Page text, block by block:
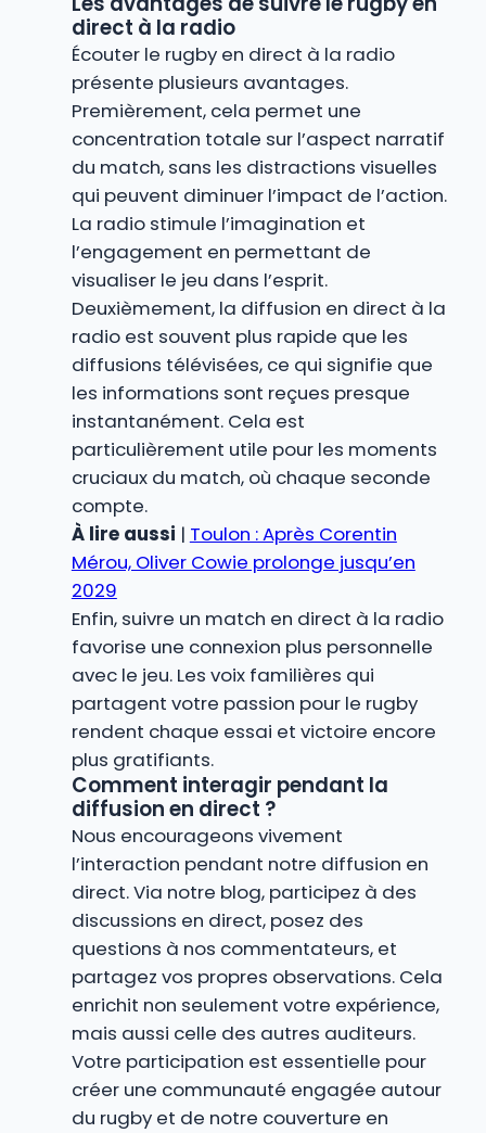
direct à la radio
Écouter le rugby en direct à la radio
présente plusieurs avantages.
Premièrement, cela permet une
concentration totale sur l’aspect narratif
du match, sans les distractions visuelles
qui peuvent diminuer l’impact de l’action.
La radio stimule l’imagination et
l’engagement en permettant de
visualiser le jeu dans l’esprit.
Deuxièmement, la diffusion en direct à la
radio est souvent plus rapide que les
diffusions télévisées, ce qui signifie que
les informations sont reçues presque
instantanément. Cela est
particulièrement utile pour les moments
cruciaux du match, où chaque seconde
compte.
À lire aussi | Toulon : Après Corentin
Mérou, Oliver Cowie prolonge jusqu’en
2029
Enfin, suivre un match en direct à la radio
favorise une connexion plus personnelle
avec le jeu. Les voix familières qui
partagent votre passion pour le rugby
rendent chaque essai et victoire encore
plus gratifiants.
Comment interagir pendant la
diffusion en direct ?
Nous encourageons vivement
l’interaction pendant notre diffusion en
direct. Via notre blog, participez à des
discussions en direct, posez des
questions à nos commentateurs, et
partagez vos propres observations. Cela
enrichit non seulement votre expérience,
mais aussi celle des autres auditeurs.
Votre participation est essentielle pour
créer une communauté engagée autour
du rugby et de notre couverture en